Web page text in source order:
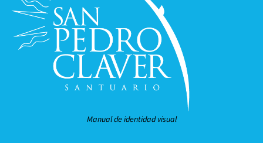
Manual de identidad visual